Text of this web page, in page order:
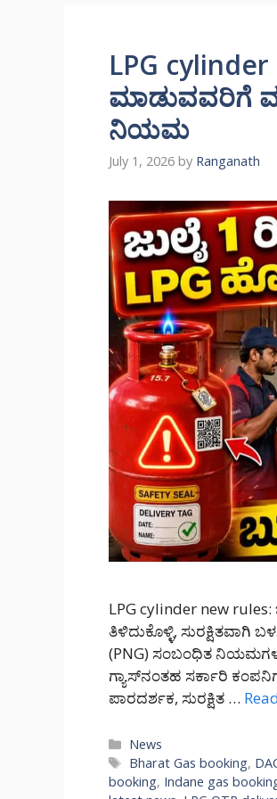
LPG
ಮಾಡುವವರಿಗೆ
ನಿಯಮ
July 1, 2026 by Ranganath
LPG cylinder new
ತಿಳಿದುಕೊಳ್ಳಿ, ಸುರಕ್ಷಿತವಾಗಿ
(PNG) ಸಂಬಂಧಿತ
ಗ್ಯಾಸ್‌ನಂತಹ ಸರ್ಕಾರಿ
ಪಾರದರ್ಶಕ, ಸುರಕ್ಷಿತ …
Categories
News
Tags
Bharat Gas booking,
booking, Indane gas